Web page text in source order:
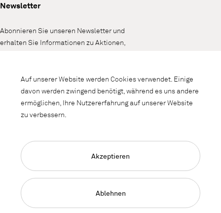
Newsletter
Abonnieren Sie unseren Newsletter und
erhalten Sie Informationen zu Aktionen,
Language Navigation
Deutsch
Impressum AGB
Auf unserer Website werden Cookies verwendet. Einige
davon werden zwingend benötigt, während es uns andere
ermöglichen, Ihre Nutzererfahrung auf unserer Website
zu verbessern.
Ablehnen
Akzeptieren